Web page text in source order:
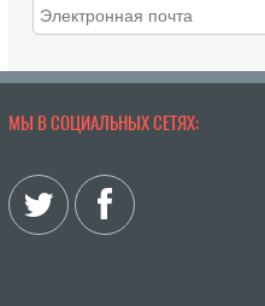
МЫ В СОЦИАЛЬНЫХ СЕТЯХ: